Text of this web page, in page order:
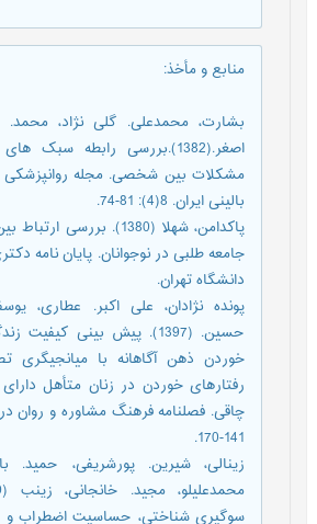
منابع و مأخذ:
بشارت، محمدعلی. گلی نژاد، محمد.
اصغر.(1382).بررسی رابطه سبک
مشکلات بین شخصی. مجله روانپزشکی
بالینی ایران. 8(4): 81-74.
پاکدامن، شهلا (1380). بررسی
جامعه طلبی در نوجوانان. پایان نامه
دانشگاه تهران.
پونده نژادان، علی اکبر. عطاری،
حسین. (1397). پیش بینی کیفیت
خوردن ذهن آگاهانه با میانجیگری
رفتارهای خوردن در زنان متأهل
141-170.
زینالی، شیرین. پورشریفی، حمید.
سوگیری شناختی، حساسیت اضطراب و